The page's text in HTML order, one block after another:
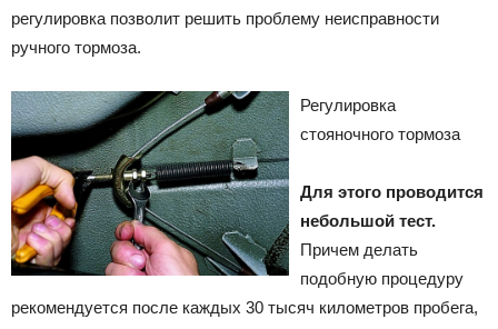
регулировка позволит решить проблему неисправности
ручного тормоза.
Регулировка
стояночного тормоза
Для этого проводится
небольшой тест.
Причем делать
подобную процедуру
рекомендуется после каждых 30 тысяч километров пробега,